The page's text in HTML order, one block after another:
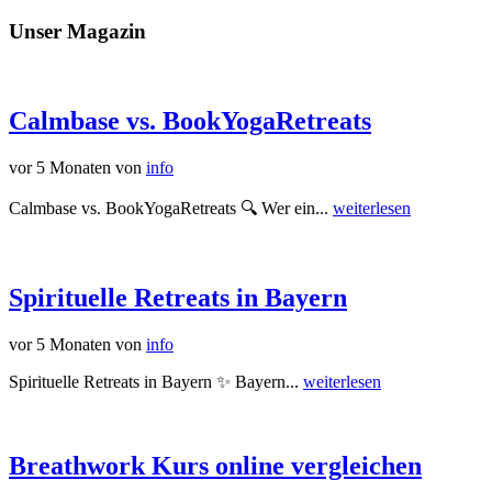
Unser Magazin
Calmbase vs. BookYogaRetreats
vor 5 Monaten von info
Calmbase vs. BookYogaRetreats 🔍 Wer ein... weiterlesen
Spirituelle Retreats in Bayern
vor 5 Monaten von info
Spirituelle Retreats in Bayern ✨ Bayern... weiterlesen
Breathwork Kurs online vergleichen